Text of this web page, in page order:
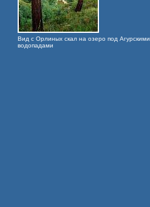
Вид с Орлиных скал на озеро под Агурскими
водопадами